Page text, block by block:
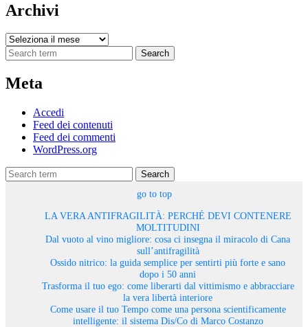
Archivi
Archivi
Search
Meta
Accedi
Feed dei contenuti
Feed dei commenti
WordPress.org
Search
go to top
LA VERA ANTIFRAGILITÀ: PERCHÉ DEVI CONTENERE
MOLTITUDINI
Dal vuoto al vino migliore: cosa ci insegna il miracolo di Cana
sull’antifragilità
Ossido nitrico: la guida semplice per sentirti più forte e sano
dopo i 50 anni
Trasforma il tuo ego: come liberarti dal vittimismo e abbracciare
la vera libertà interiore
Come usare il tuo Tempo come una persona scientificamente
intelligente: il sistema Dis/Co di Marco Costanzo